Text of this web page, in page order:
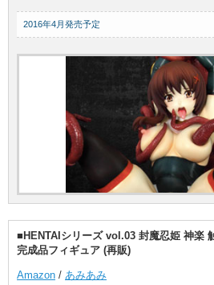
2016年4月発売予定
■HENTAIシリーズ vol.03 封魔忍姫 神楽
完成品フィギュア (再販)
Amazon / あみあみ